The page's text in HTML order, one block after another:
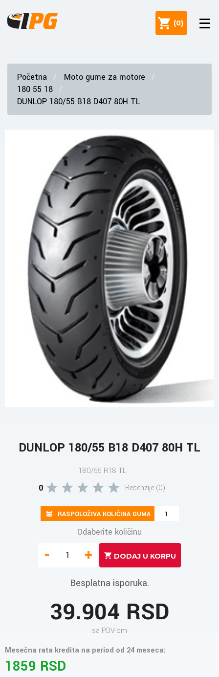
(0)
Početna
Moto gume za motore
180 55 18
DUNLOP 180/55 B18 D407 80H TL
DUNLOP 180/55 B18 D407 80H TL
180/55 R18 TL
0 Recenzije (0)
RASPOLOŽIVA KOLIČINA GUMA 1
Odaberite količinu
- +
Besplatna isporuka.
39.904 RSD
sa PDV-om
Mesečna rata kredita na period od 24 meseca:
1859 RSD